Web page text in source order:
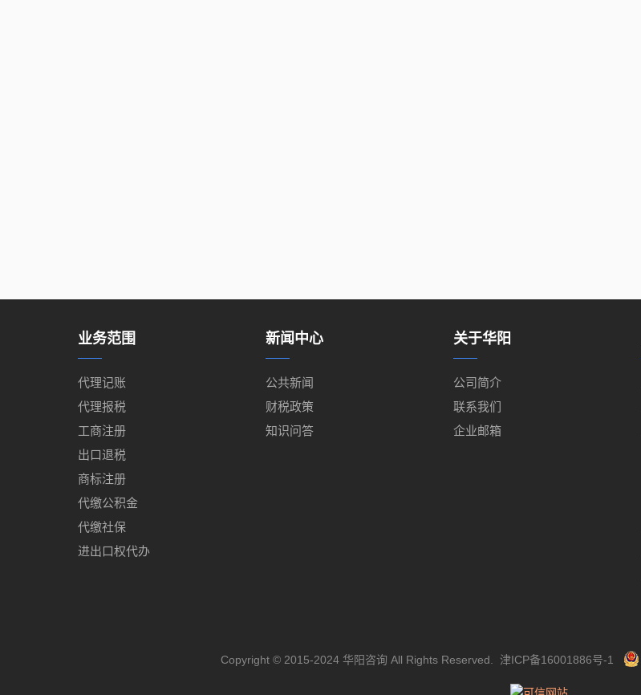
业务范围
代理记账
代理报税
工商注册
出口退税
商标注册
代缴公积金
代缴社保
进出口权代办
新闻中心
公共新闻
财税政策
知识问答
关于华阳
公司简介
联系我们
企业邮箱
Copyright © 2015-2024 华阳咨询 All Rights Reserved. 津ICP备16001886号-1